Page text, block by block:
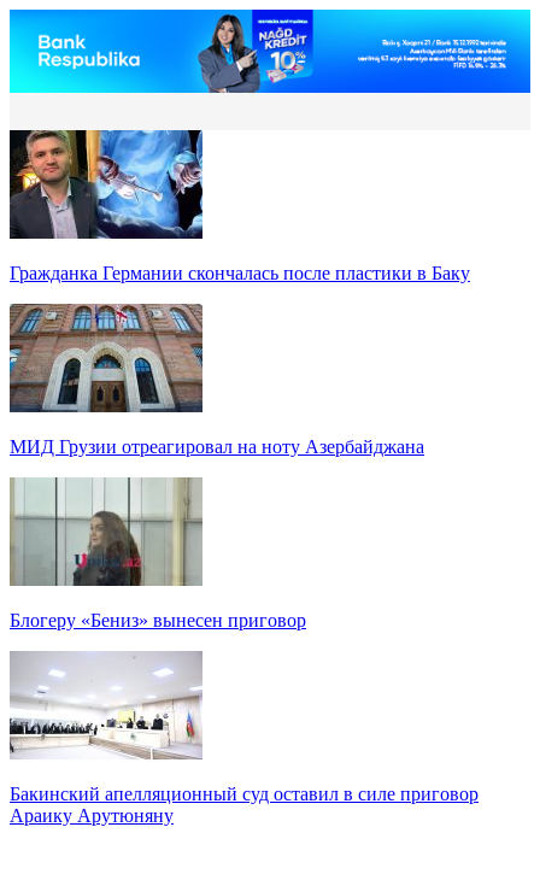
Гражданка Германии скончалась после пластики в Баку
МИД Грузии отреагировал на ноту Азербайджана
Блогеру «Бениз» вынесен приговор
Бакинский апелляционный суд оставил в силе приговор
Араику Арутюняну